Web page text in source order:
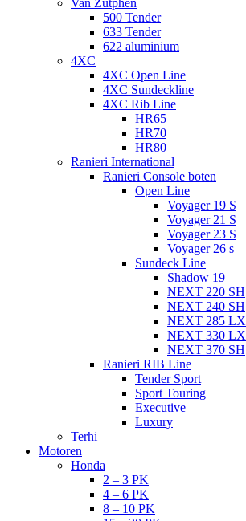
Van Zutphen
500 Tender
633 Tender
622 aluminium
4XC
4XC Open Line
4XC Sundeckline
4XC Rib Line
HR65
HR70
HR80
Ranieri International
Ranieri Console boten
Open Line
Voyager 19 S
Voyager 21 S
Voyager 23 S
Voyager 26 s
Sundeck Line
Shadow 19
NEXT 220 SH
NEXT 240 SH
NEXT 285 LX
NEXT 330 LX
NEXT 370 SH
Ranieri RIB Line
Tender Sport
Sport Touring
Executive
Luxury
Terhi
Motoren
Honda
2 – 3 PK
4 – 6 PK
8 – 10 PK